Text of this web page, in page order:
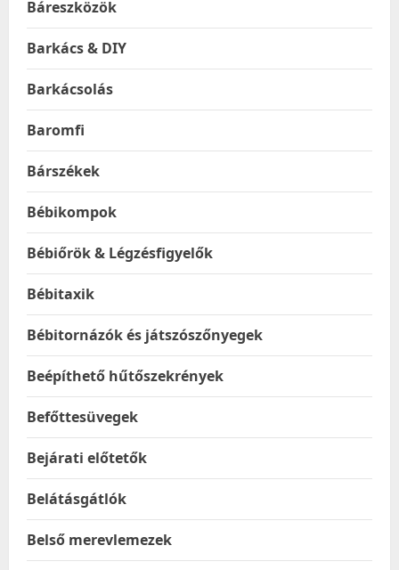
Báreszközök
Barkács & DIY
Barkácsolás
Baromfi
Bárszékek
Bébikompok
Bébiőrök & Légzésfigyelők
Bébitaxik
Bébitornázók és játszószőnyegek
Beépíthető hűtőszekrények
Befőttesüvegek
Bejárati előtetők
Belátásgátlók
Belső merevlemezek